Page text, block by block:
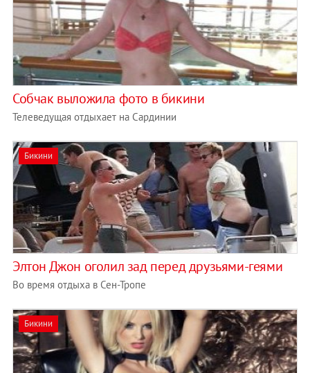
Собчак выложила фото в бикини
Телеведущая отдыхает на Сардинии
Бикини
Элтон Джон оголил зад перед друзьями-геями
Во время отдыха в Сен-Тропе
Бикини